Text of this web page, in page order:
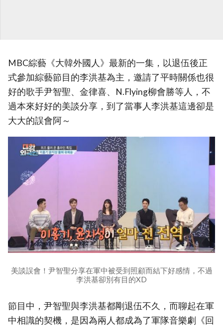
MBC綜藝《大韓外國人》最新的一集，以退伍後正
式參加綜藝節目的李洪基為主，邀請了平時關係也很
好的歌手尹智聖、金律喜、N.Flying柳會勝等人，不
過本來好好的美談分享，到了當事人李洪基這邊卻是
大大的誤會阿～
美談誤會！尹智聖分享在軍中被受到照顧而結下好感情，不過
李洪基卻別有目的XD
節目中，尹智聖與李洪基都剛退伍不久，而聊起在軍
中相識的契機，是因為兩人都成為了軍隊音樂劇《回